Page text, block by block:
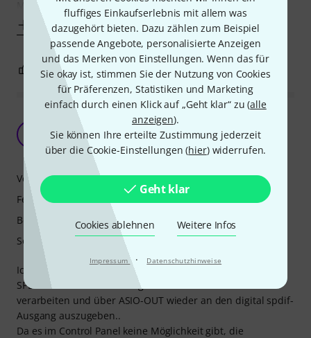
fluffiges Einkaufserlebnis mit allem was
dazugehört bieten. Dazu zählen zum Beispiel
passende Angebote, personalisierte Anzeigen
und das Merken von Einstellungen. Wenn das für
Sie okay ist, stimmen Sie der Nutzung von Cookies
für Präferenzen, Statistiken und Marketing
einfach durch einen Klick auf „Geht klar“ zu (alle
anzeigen).
Sie können Ihre erteilte Zustimmung jederzeit
über die Cookie-Einstellungen (hier) widerrufen.
Geht klar
Cookies ablehnen Weitere Infos
Impressum · Datenschutzhinweise
Mischpult mit dem Computer zu verbinden (das klappt
Mehr anzeigen
0 BEWERTUNG MELDEN
Leider entgegen der Aussage von ESI keine
Synchronisation auf SPDIF In möglic
Stumpp 02.07.2018
Ich habe das Interface gekauft um einen CD Spieler über
SPDIF anzuschließe. das Signal im PC über ASIO-IN zur
verarbeiten und über ASIO-OUT wieder an den digital spdif-
Ausgang auszugeben..
Da es im Control Panel keine Möglichkeit gibt, die
Verarbeitung
Features
Bedienung
Sound